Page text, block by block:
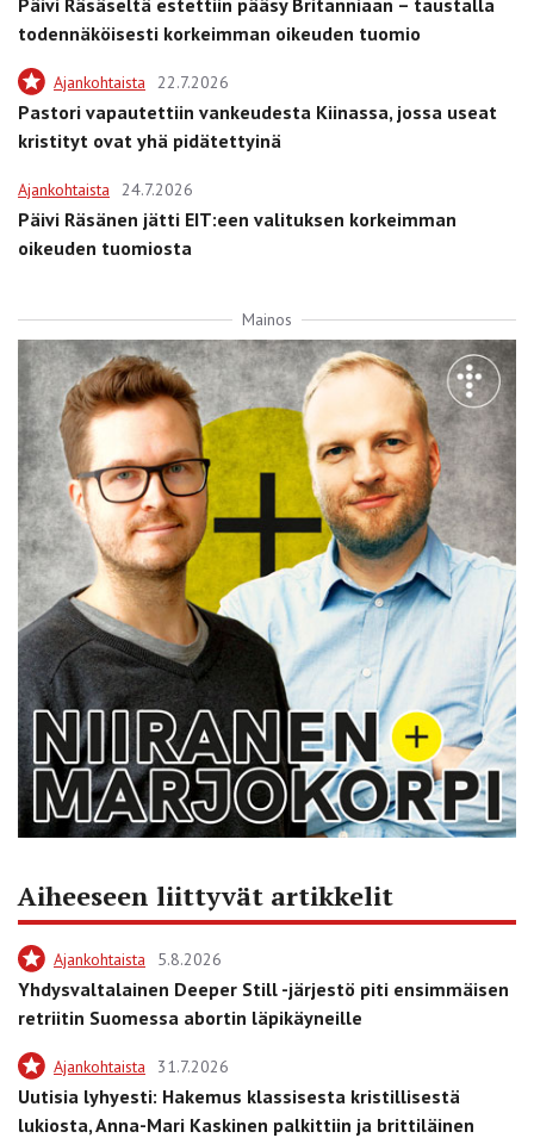
todennäköisesti korkeimman oikeuden tuomio
Ajankohtaista 22.7.2026
Pastori vapautettiin vankeudesta Kiinassa, jossa useat
kristityt ovat yhä pidätettyinä
Ajankohtaista 24.7.2026
Päivi Räsänen jätti EIT:een valituksen korkeimman
oikeuden tuomiosta
Mainos
Aiheeseen liittyvät artikkelit
Ajankohtaista 5.8.2026
Yhdysvaltalainen Deeper Still -järjestö piti ensimmäisen
retriitin Suomessa abortin läpikäyneille
Ajankohtaista 31.7.2026
Uutisia lyhyesti: Hakemus klassisesta kristillisestä
lukiosta, Anna-Mari Kaskinen palkittiin ja brittiläinen